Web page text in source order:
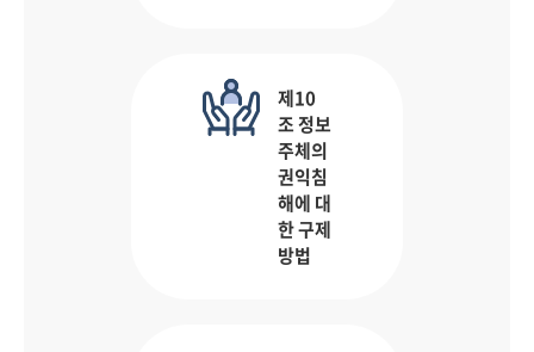
제10
조 정보
주체의
권익침
해에 대
한 구제
방법